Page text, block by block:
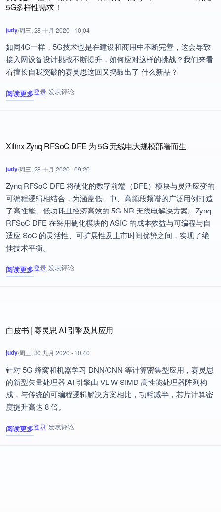
5G多样性需求！
judy/周三, 28 十月 2020 - 10:04
如同4G一样，5G技术也是在建设和商用中不断完善，这会导致
接入网设备设计挑战不断提升，如何应对这样的挑战？我们来看
看擅长自我突破的赛灵思这回又捣鼓出了 什么新品？
阅读更多
关于 赛灵思里程碑式新品发布！集成硬IP的Zynq RFSoC DFE满足
登录 发表评论
Xilinx Zynq RFSoC DFE 为 5G 无线电大规模部署而生
judy/周三, 28 十月 2020 - 09:20
Zynq RFSoC DFE 将硬化的数字前端（DFE）模块与灵活应变的
可编程逻辑相结合，为涵盖低、中、高频段频谱的广泛用例打造
了高性能、低功耗且经济高效的 5G NR 无线电解决方案。Zynq
RFSoC DFE 在采用硬化模块的 ASIC 的成本效益与可编程与自
适应 SoC 的灵活性、可扩展性及上市时间优势之间，实现了绝
佳技术平衡。
阅读更多
关于 Xilinx Zynq RFSoC DFE 为 5G 无线电大规模部署而生
登录 发表评论
白皮书 | 赛灵思 AI 引擎及其应用
judy/周三, 30 九月 2020 - 10:40
针对 5G 蜂窝和机器学习 DNN/CNN 等计算密集型应用，赛灵思
的新型矢量处理器 AI 引擎由 VLIW SIMD 高性能处理器阵列构
成，与传统的可编程逻辑解决方案相比，功耗减半，芯片计算密
度提升高达 8 倍。
阅读更多
关于 白皮书 | 赛灵思 AI 引擎及其应用
登录 发表评论